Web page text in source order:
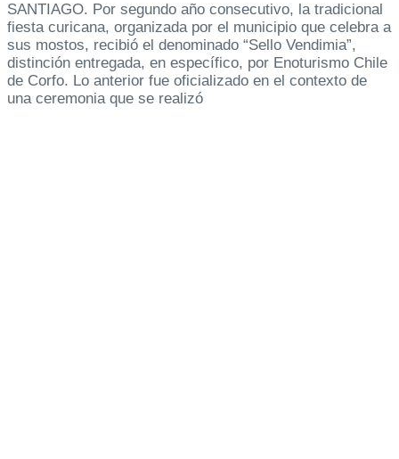
SANTIAGO. Por segundo año consecutivo, la tradicional
fiesta curicana, organizada por el municipio que celebra a
sus mostos, recibió el denominado “Sello Vendimia”,
distinción entregada, en específico, por Enoturismo Chile
de Corfo. Lo anterior fue oficializado en el contexto de
una ceremonia que se realizó